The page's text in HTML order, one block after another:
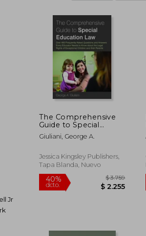
Jr
The Comprehensive
Guide to Special
Education Law:
Answering Over 400
Questions and
Answers Every
Know about the Leg
(en Inglés)
Giuliani, George A.
Jessica Kingsley Publishers,
Tapa Blanda, Nuevo
dcto.